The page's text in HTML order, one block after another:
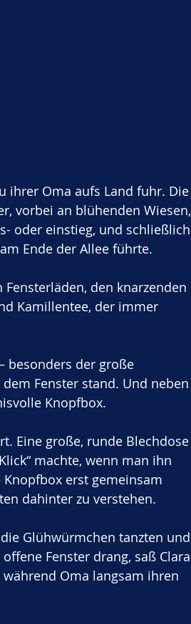
ihrer Oma aufs Land fuhr. Die
vorbei an blühenden Wiesen,
oder einstieg, und schließlich
Ende der Allee führte.
den knarzenden
Kamillentee, der immer
besonders der große
Fenster stand. Und neben
Knopfbox.
Eine große, runde Blechdose
machte, wenn man ihn
erst gemeinsam
dahinter zu verstehen.
Glühwürmchen tanzten und
Fenster drang, saß Clara
Oma langsam ihren